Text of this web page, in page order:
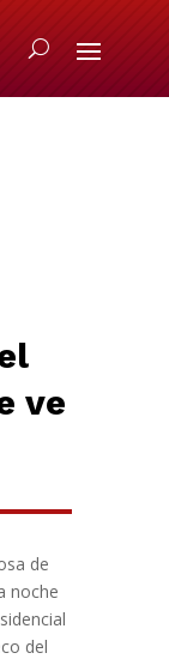
ve
de
noche
del